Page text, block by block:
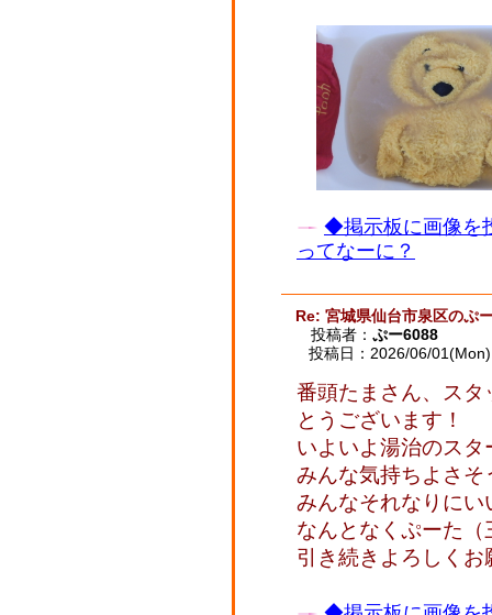
◆掲示板に画像を
ってなーに？
Re: 宮城県仙台市泉区のぷ
投稿者： ぷー6088
投稿日：2026/06/
番頭たまさん、ス
とうございます！
いよいよ湯治のスタ
みんな気持ちよさ
みんなそれなりに
なんとなくぷーた
引き続きよろしく